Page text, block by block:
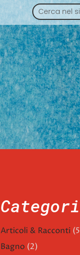
Articoli & Racconti
Bagno (2)